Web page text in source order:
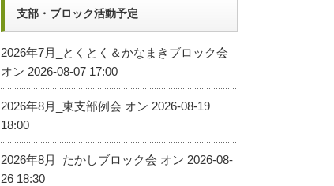
支部・ブロック活動予定
2026年7月_とくとく＆かなまきブロック会
オン 2026-08-07 17:00
2026年8月_東支部例会 オン 2026-08-19
18:00
2026年8月_たかしブロック会 オン 2026-08-
26 18:30